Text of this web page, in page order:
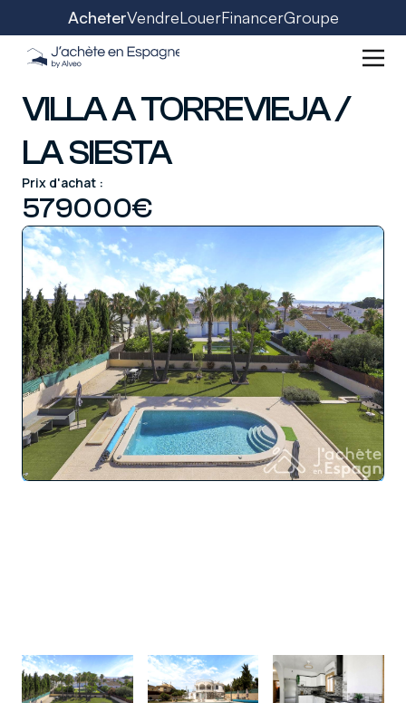
AcheterVendreLouerFinancerGroupe
VILLA A TORREVIEJA /
LA SIESTA
Prix d'achat :
579000€